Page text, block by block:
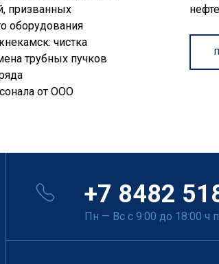
призванных
оборудования
чистка
трубных пучков
от ООО
+7 8482
Пн — Вс с 9:00 до 18:00 ч